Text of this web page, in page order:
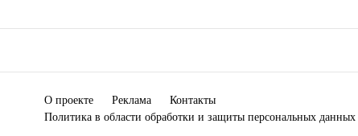
О проекте Реклама
Контакты
Политика в области обработки и защиты персональных данных